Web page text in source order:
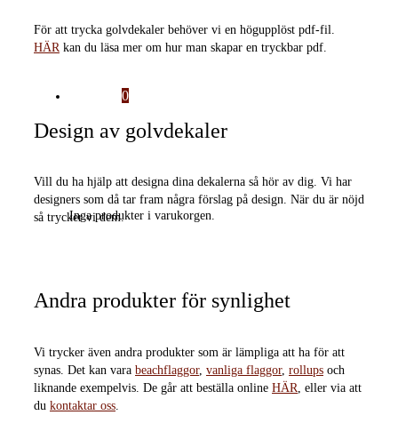
0
Inga produkter i varukorgen.
För att trycka golvdekaler behöver vi en högupplöst pdf-fil.
HÄR kan du läsa mer om hur man skapar en tryckbar pdf.
Design av golvdekaler
Vill du ha hjälp att designa dina dekalerna så hör av dig. Vi har
designers som då tar fram några förslag på design. När du är nöjd
så trycker vi dem.
Andra produkter för synlighet
Vi trycker även andra produkter som är lämpliga att ha för att
synas. Det kan vara beachflaggor, vanliga flaggor, rollups och
liknande exempelvis. De går att beställa online HÄR, eller via att
du kontaktar oss.